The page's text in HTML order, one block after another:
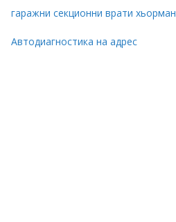
гаражни секционни врати хьорман
Автодиагностика на адрес